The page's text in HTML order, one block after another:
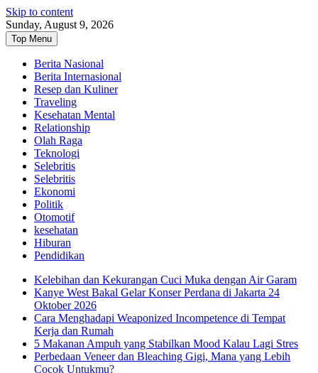
Skip to content
Sunday, August 9, 2026
Top Menu
Berita Nasional
Berita Internasional
Resep dan Kuliner
Traveling
Kesehatan Mental
Relationship
Olah Raga
Teknologi
Selebritis
Selebritis
Ekonomi
Politik
Otomotif
kesehatan
Hiburan
Pendidikan
Kelebihan dan Kekurangan Cuci Muka dengan Air Garam
Kanye West Bakal Gelar Konser Perdana di Jakarta 24
Oktober 2026
Cara Menghadapi Weaponized Incompetence di Tempat
Kerja dan Rumah
5 Makanan Ampuh yang Stabilkan Mood Kalau Lagi Stres
Perbedaan Veneer dan Bleaching Gigi, Mana yang Lebih
Cocok Untukmu?